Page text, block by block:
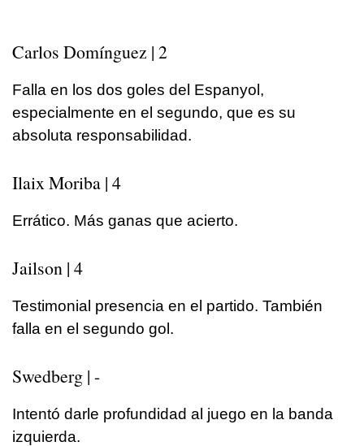
Carlos Domínguez | 2
Falla en los dos goles del Espanyol,
especialmente en el segundo, que es su
absoluta responsabilidad.
Ilaix Moriba | 4
Errático. Más ganas que acierto.
Jailson | 4
Testimonial presencia en el partido. También
falla en el segundo gol.
Swedberg | -
Intentó darle profundidad al juego en la banda
izquierda.